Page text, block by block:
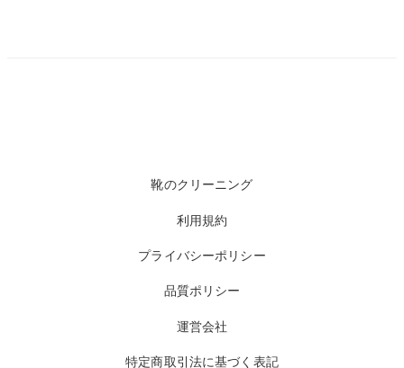
靴のクリーニング
利用規約
プライバシーポリシー
品質ポリシー
運営会社
特定商取引法に基づく表記